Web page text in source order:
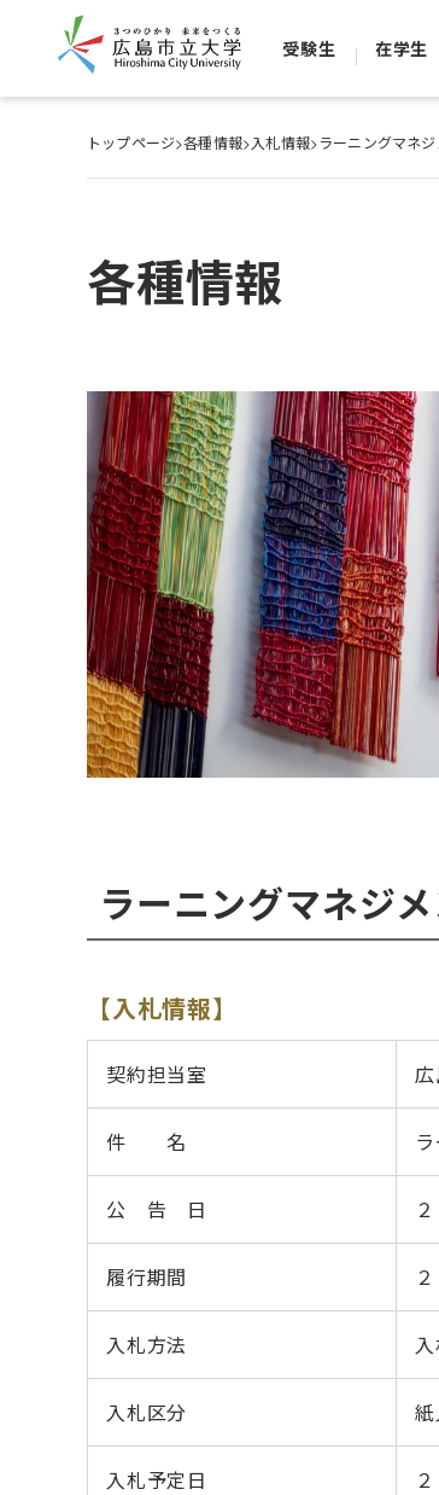
受験生 在学生
トップページ>各種情報>入札情報>ラーニングマネ
各種情報
ラーニングマネジ
【入札情報】
契約担当室
件 名
公 告 日
履行期間
入札方法
入札区分
入札予定日